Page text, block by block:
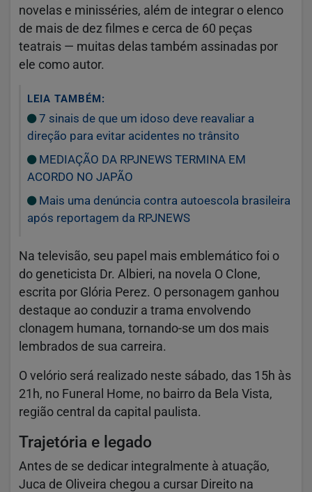
novelas e minisséries, além de integrar o elenco
de mais de dez filmes e cerca de 60 peças
teatrais — muitas delas também assinadas por
ele como autor.
LEIA TAMBÉM:
7 sinais de que um idoso deve reavaliar a
direção para evitar acidentes no trânsito
MEDIAÇÃO DA RPJNEWS TERMINA EM
ACORDO NO JAPÃO
Mais uma denúncia contra autoescola brasileira
após reportagem da RPJNEWS
Na televisão, seu papel mais emblemático foi o
do geneticista Dr. Albieri, na novela O Clone,
escrita por Glória Perez. O personagem ganhou
destaque ao conduzir a trama envolvendo
clonagem humana, tornando-se um dos mais
lembrados de sua carreira.
O velório será realizado neste sábado, das 15h às
21h, no Funeral Home, no bairro da Bela Vista,
região central da capital paulista.
Trajetória e legado
Antes de se dedicar integralmente à atuação,
Juca de Oliveira chegou a cursar Direito na